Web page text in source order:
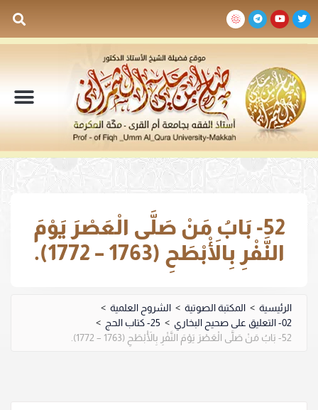
52- بَابُ مَنْ صَلَّى الْعَصْرَ يَوْمَ
النَّفْرِ بِالْأَبْطَحِ (1763 – 1772).
الرئيسية > المكتبة الصوتية > الشروح العلمية >
02- التعليق على صحيح البخاري
> 25- كتاب الحج
>
52- بَابُ مَنْ صَلَّى الْعَصْرَ يَوْمَ النَّفْرِ بِالْأَبْطَحِ (1763 – 1772).